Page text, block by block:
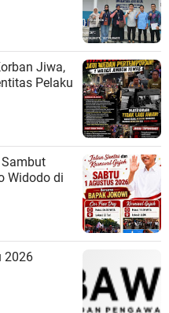
Jiwa,
Pelaku
Widodo di
2026